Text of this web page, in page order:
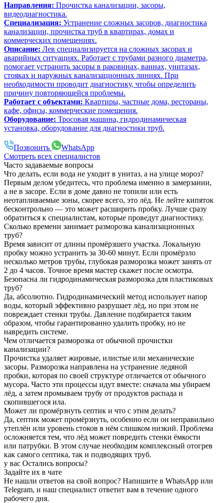
Направления: Прочистка канализации, засоры,
видеодиагностика.
Специализация: Устранение сложных засоров, диагностика
канализации, прочистка труб в квартирах, домах и
коммерческих помещениях.
Описание: Лев специализируется на сложных засорах и
аварийных ситуациях. Работает с трубами разного диаметра,
помогает устранить засоры в раковинах, ваннах, унитазах,
стояках и наружных канализационных линиях. При
необходимости проводит диагностику, чтобы определить
причину повторяющейся проблемы.
Работает с объектами: Квартиры, частные дома, рестораны,
кафе, офисы, коммерческие помещения.
Оборудование: Тросовая машина, гидродинамическая
установка, оборудование для диагностики труб.
Позвонить
WhatsApp
Смотреть всех специалистов
Часто задаваемые вопросы
Что делать, если вода не уходит в унитаз, а на улице мороз?
Первым делом убедитесь, что проблема именно в замерзании,
а не в засоре. Если в доме давно не топили или есть
неотапливаемые зоны, скорее всего, это лёд. Не лейте кипяток
бесконтрольно — это может расширить пробку. Лучше сразу
обратиться к специалистам, которые проведут диагностику.
Сколько времени занимает разморозка канализационных
труб?
Время зависит от длины промёрзшего участка. Локальную
пробку можно устранить за 30-60 минут. Если промёрзло
несколько метров трубы, глубокая разморозка может занять от
2 до 4 часов. Точное время мастер скажет после осмотра.
Безопасна ли гидродинамическая разморозка для пластиковых
труб?
Да, абсолютно. Гидродинамический метод использует напор
воды, который эффективно разрушает лёд, но при этом не
повреждает стенки трубы. Давление подбирается таким
образом, чтобы гарантированно удалить пробку, но не
навредить системе.
Чем отличается разморозка от обычной прочистки
канализации?
Прочистка удаляет жировые, илистые или механические
засоры. Разморозка направлена на устранение ледяной
пробки, которая по своей структуре отличается от обычного
мусора. Часто эти процессы идут вместе: сначала мы убираем
лёд, а затем промываем трубу от продуктов распада и
скопившегося ила.
Может ли промёрзнуть септик и что с этим делать?
Да, септик может промёрзнуть, особенно если он неправильно
утеплён или уровень стоков в нём слишком низкий. Проблема
осложняется тем, что лёд может повредить стенки ёмкости
или патрубки. В этом случае необходим комплексный отогрев
как самого септика, так и подводящих труб.
у вас Остались вопросы?
Задайте их в чате
Не нашли ответов на свой вопрос? Напишите в WhatsApp или
Telegram, и наш специалист ответит вам в течение одного
рабочего дня.